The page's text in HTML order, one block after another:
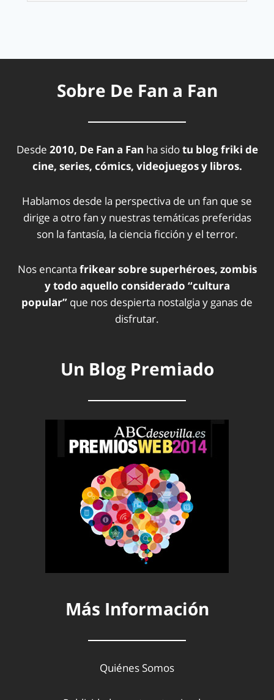
Sobre De Fan a Fan
Desde 2010, De Fan a Fan ha sidotu blog friki de
cine, series, cómics, videojuegos y libros.
Hablamos desde la perspectiva de un fan que se
dirige a otro fan y nuestras temáticas preferidas
son la fantasía, la ciencia ficción y el terror.
Nos encanta frikear sobre superhéroes, zombis
y todo aquello considerado “cultura
popular” que nos despierta nostalgia y ganas de
disfrutar.
Un Blog Premiado
Más Información
Quiénes Somos